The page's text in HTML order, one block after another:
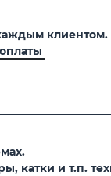
катки и т.п.